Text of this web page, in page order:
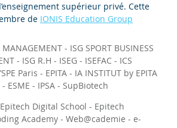
supérieur privé. Cette
de IONIS Education Group
MANAGEMENT - ISG SPORT BUSINESS
- ISG R.H - ISEG- ISEFAC- ICS
Paris - EPITA- IA INSTITUT by EPITA
- ESME - IPSA- SupBiotech
Epitech Digital School - Epitech
Academy- Web@cademie - e-